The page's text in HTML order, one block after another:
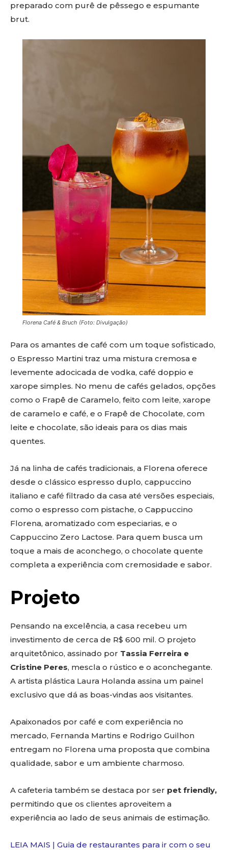
preparado com purê de pêssego e espumante
brut.
Florena Café & Bruch (Foto: Divulgação)
Para os amantes de café com um toque sofisticado,
o Espresso Martini traz uma mistura cremosa e
levemente adocicada de vodka, café doppio e
xarope simples. No menu de cafés gelados, opções
como o Frapê de Caramelo, feito com leite, xarope
de caramelo e café, e o Frapê de Chocolate, com
leite e chocolate, são ideais para os dias mais
quentes.
Já na linha de cafés tradicionais, a Florena oferece
desde o clássico espresso duplo, cappuccino
italiano e café filtrado da casa até versões especiais,
como o espresso com pistache, o Cappuccino
Florena, aromatizado com especiarias, e o
Cappuccino Zero Lactose. Para quem busca um
toque a mais de aconchego, o chocolate quente
completa a experiência com cremosidade e sabor.
Projeto
Pensando na excelência, a casa recebeu um
investimento de cerca de R$ 600 mil. O projeto
arquitetônico, assinado por Tassia Ferreira e
Cristine Peres, mescla o rústico e o aconchegante.
A artista plástica Laura Holanda assina um painel
exclusivo que dá as boas-vindas aos visitantes.
Apaixonados por café e com experiência no
mercado, Fernanda Martins e Rodrigo Guilhon
entregam no Florena uma proposta que combina
qualidade, sabor e um ambiente charmoso.
A cafeteria também se destaca por ser pet friendly,
permitindo que os clientes aproveitem a
experiência ao lado de seus animais de estimação.
LEIA MAIS | Guia de restaurantes para ir com o seu